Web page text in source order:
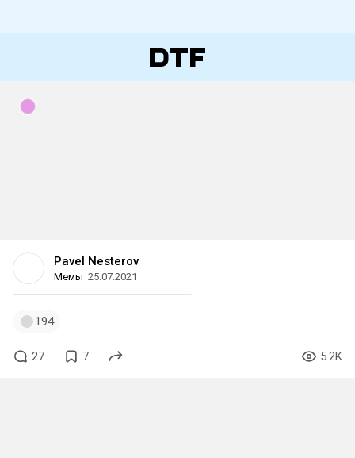
Pavel Nesterov
Мемы 25.07.2021
194
27 7 5.2K